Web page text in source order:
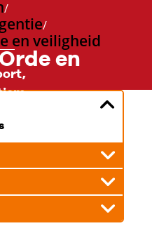
en veiligheid
en